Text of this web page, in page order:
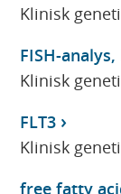
Klinisk
FISH-
Klinisk
FLT3
Klinisk
free fatty